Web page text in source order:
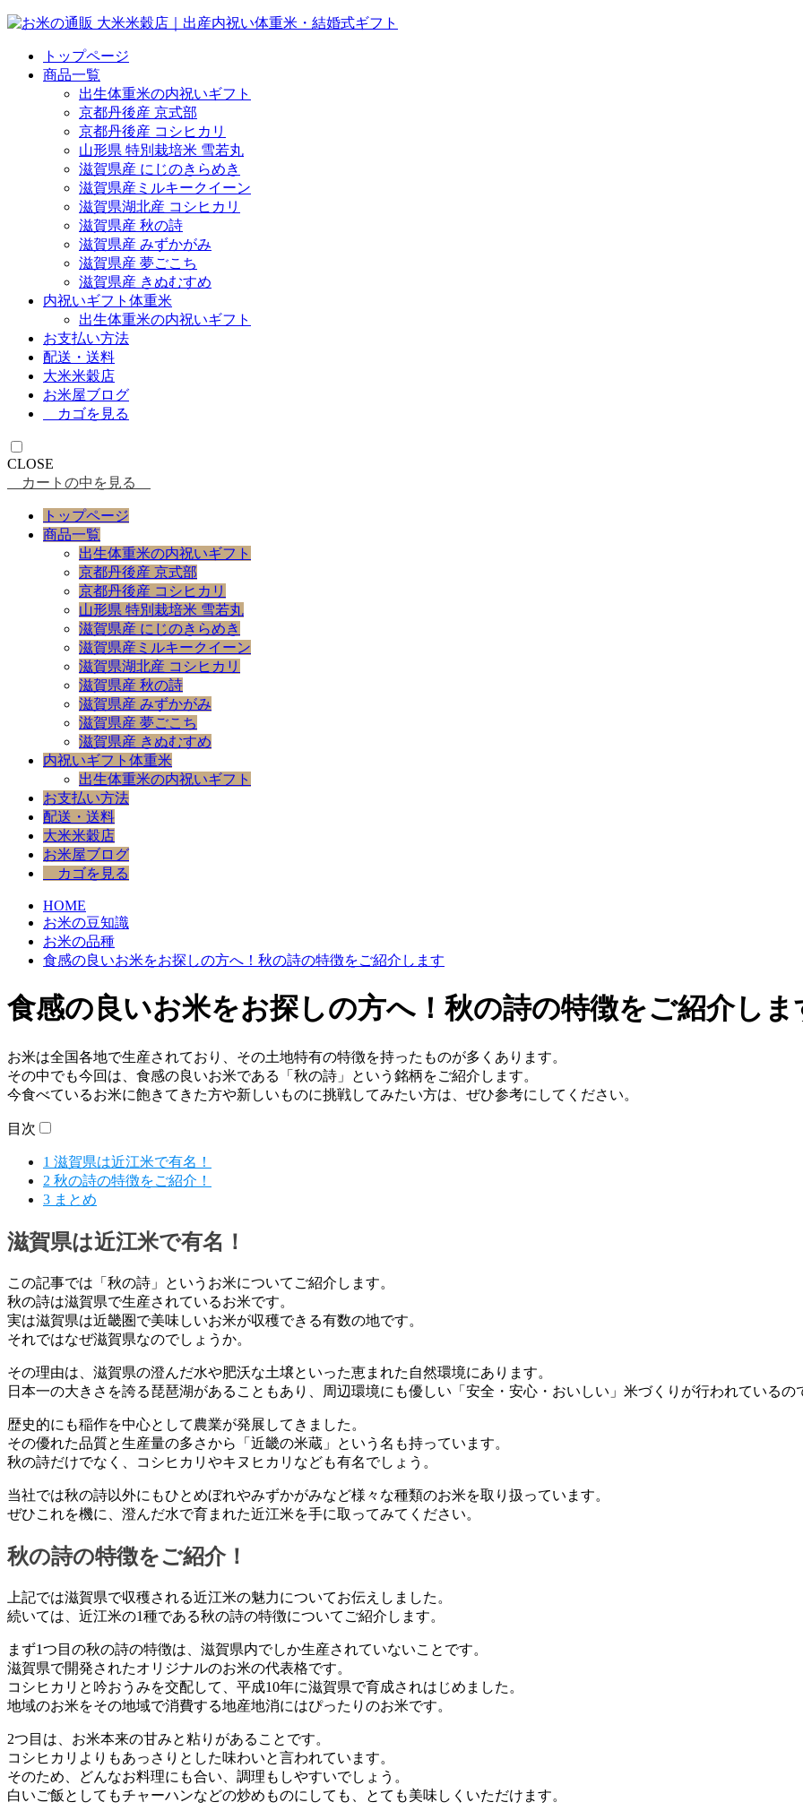
トップページ
商品一覧
出生体重米の内祝いギフト
京都丹後産 京式部
京都丹後産 コシヒカリ
山形県 特別栽培米 雪若丸
滋賀県産 にじのきらめき
滋賀県産ミルキークイーン
滋賀県湖北産 コシヒカリ
滋賀県産 秋の詩
滋賀県産 みずかがみ
滋賀県産 夢ごこち
滋賀県産 きぬむすめ
内祝いギフト体重米
出生体重米の内祝いギフト
お支払い方法
配送・送料
大米米穀店
お米屋ブログ
カゴを見る
CLOSE
カートの中を見る
トップページ
商品一覧
出生体重米の内祝いギフト
京都丹後産 京式部
京都丹後産 コシヒカリ
山形県 特別栽培米 雪若丸
滋賀県産 にじのきらめき
滋賀県産ミルキークイーン
滋賀県湖北産 コシヒカリ
滋賀県産 秋の詩
滋賀県産 みずかがみ
滋賀県産 夢ごこち
滋賀県産 きぬむすめ
内祝いギフト体重米
出生体重米の内祝いギフト
お支払い方法
配送・送料
大米米穀店
お米屋ブログ
カゴを見る
HOME
お米の豆知識
お米の品種
食感の良いお米をお探しの方へ！秋の詩の特徴をご紹介します
食感の良いお米をお探しの方へ！秋の詩の特徴をご紹介しま
お米は全国各地で生産されており、その土地特有の特徴を持ったものが多くあります。
その中でも今回は、食感の良いお米である「秋の詩」という銘柄をご紹介します。
今食べているお米に飽きてきた方や新しいものに挑戦してみたい方は、ぜひ参考にしてください。
目次
1 滋賀県は近江米で有名！
2 秋の詩の特徴をご紹介！
3 まとめ
滋賀県は近江米で有名！
この記事では「秋の詩」というお米についてご紹介します。
秋の詩は滋賀県で生産されているお米です。
実は滋賀県は近畿圏で美味しいお米が収穫できる有数の地です。
それではなぜ滋賀県なのでしょうか。
その理由は、滋賀県の澄んだ水や肥沃な土壌といった恵まれた自然環境にあります。
日本一の大きさを誇る琵琶湖があることもあり、周辺環境にも優しい「安全・安心・おいしい」米づくりが行われているの
歴史的にも稲作を中心として農業が発展してきました。
その優れた品質と生産量の多さから「近畿の米蔵」という名も持っています。
秋の詩だけでなく、コシヒカリやキヌヒカリなども有名でしょう。
当社では秋の詩以外にもひとめぼれやみずかがみなど様々な種類のお米を取り扱っています。
ぜひこれを機に、澄んだ水で育まれた近江米を手に取ってみてください。
秋の詩の特徴をご紹介！
上記では滋賀県で収穫される近江米の魅力についてお伝えしました。
続いては、近江米の1種である秋の詩の特徴についてご紹介します。
まず1つ目の秋の詩の特徴は、滋賀県内でしか生産されていないことです。
滋賀県で開発されたオリジナルのお米の代表格です。
コシヒカリと吟おうみを交配して、平成10年に滋賀県で育成されはじめました。
地域のお米をその地域で消費する地産地消にはぴったりのお米です。
2つ目は、お米本来の甘みと粘りがあることです。
コシヒカリよりもあっさりとした味わいと言われています。
そのため、どんなお料理にも合い、調理もしやすいでしょう。
白いご飯としてもチャーハンなどの炒めものにしても、とても美味しくいただけます。